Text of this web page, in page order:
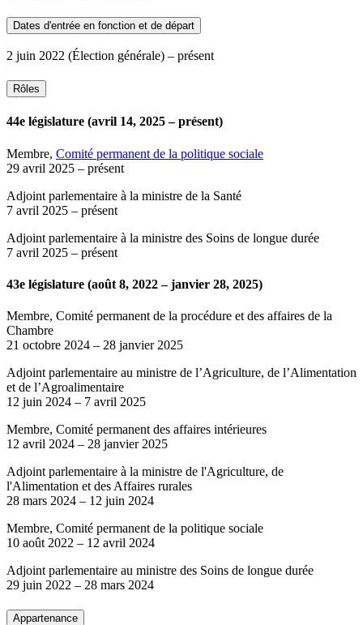
Dates d'entrée en fonction et de départ
2 juin 2022 (Élection générale) – présent
Rôles
44e législature (avril 14, 2025 – présent)
Membre, Comité permanent de la politique sociale
29 avril 2025 – présent
Adjoint parlementaire à la ministre de la Santé
7 avril 2025 – présent
Adjoint parlementaire à la ministre des Soins de longue durée
7 avril 2025 – présent
43e législature (août 8, 2022 – janvier 28, 2025)
Membre, Comité permanent de la procédure et des affaires de la
Chambre
21 octobre 2024 – 28 janvier 2025
Adjoint parlementaire au ministre de l’Agriculture, de l’Alimentation
et de l’Agroalimentaire
12 juin 2024 – 7 avril 2025
Membre, Comité permanent des affaires intérieures
12 avril 2024 – 28 janvier 2025
Adjoint parlementaire à la ministre de l'Agriculture, de
l'Alimentation et des Affaires rurales
28 mars 2024 – 12 juin 2024
Membre, Comité permanent de la politique sociale
10 août 2022 – 12 avril 2024
Adjoint parlementaire au ministre des Soins de longue durée
29 juin 2022 – 28 mars 2024
Appartenance